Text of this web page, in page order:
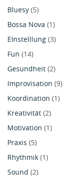
Bluesy (5)
Bossa Nova (1)
EInstelllung (3)
Fun (14)
Gesundheit (2)
Improvisation (9)
Koordination (1)
Kreativität (2)
Motivation (1)
Praxis (5)
Rhythmik (1)
Sound (2)